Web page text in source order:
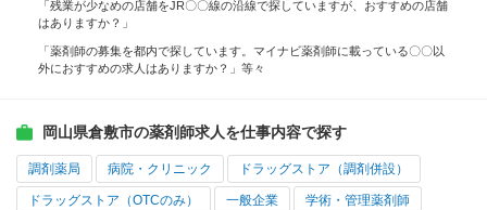
「残業が少なめの店舗をJR〇〇線の沿線で探していますが、おすすめの店舗
はありますか？」
「薬剤師の募集を都内で探しています。マイナビ薬剤師に載っている〇〇以
外におすすめの求人はありますか？」等々
岡山県倉敷市の薬剤師求人を仕事内容で探す
調剤薬局 病院・クリニック ドラッグストア（調剤併設）
ドラッグストア（OTCのみ） 一般企業 学術・管理薬剤師